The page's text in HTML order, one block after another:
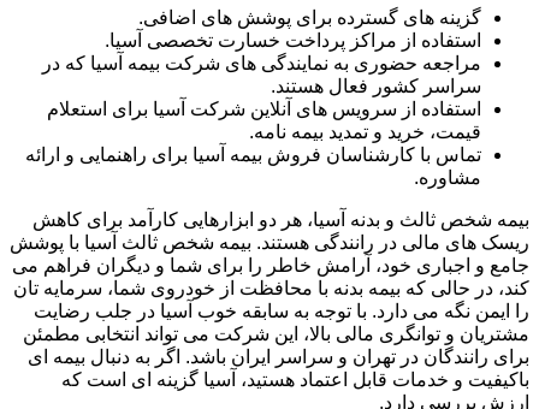
گزینه های گسترده برای پوشش های اضافی.
استفاده از مراکز پرداخت خسارت تخصصی آسیا.
مراجعه حضوری به نمایندگی های شرکت بیمه آسیا که در
سراسر کشور فعال هستند.
استفاده از سرویس های آنلاین شرکت آسیا برای استعلام
قیمت، خرید و تمدید بیمه نامه.
تماس با کارشناسان فروش بیمه آسیا برای راهنمایی و ارائه
مشاوره.
بیمه شخص ثالث و بدنه آسیا، هر دو ابزارهایی کارآمد برای کاهش
ریسک های مالی در رانندگی هستند. بیمه شخص ثالث آسیا با پوشش
جامع و اجباری خود، آرامش خاطر را برای شما و دیگران فراهم می
کند، در حالی که بیمه بدنه با محافظت از خودروی شما، سرمایه تان
را ایمن نگه می دارد. با توجه به سابقه خوب آسیا در جلب رضایت
مشتریان و توانگری مالی بالا، این شرکت می تواند انتخابی مطمئن
برای رانندگان در تهران و سراسر ایران باشد. اگر به دنبال بیمه ای
باکیفیت و خدمات قابل اعتماد هستید، آسیا گزینه ای است که
ارزش بررسی دارد.